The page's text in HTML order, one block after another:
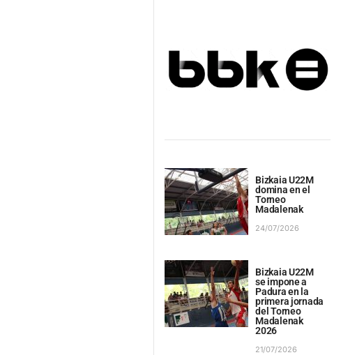
Bizkaia U22M
domina en el
Torneo
Madalenak
24/07/2026
Bizkaia U22M
se impone a
Padura en la
primera jornada
del Torneo
Madalenak
2026
21/07/2026